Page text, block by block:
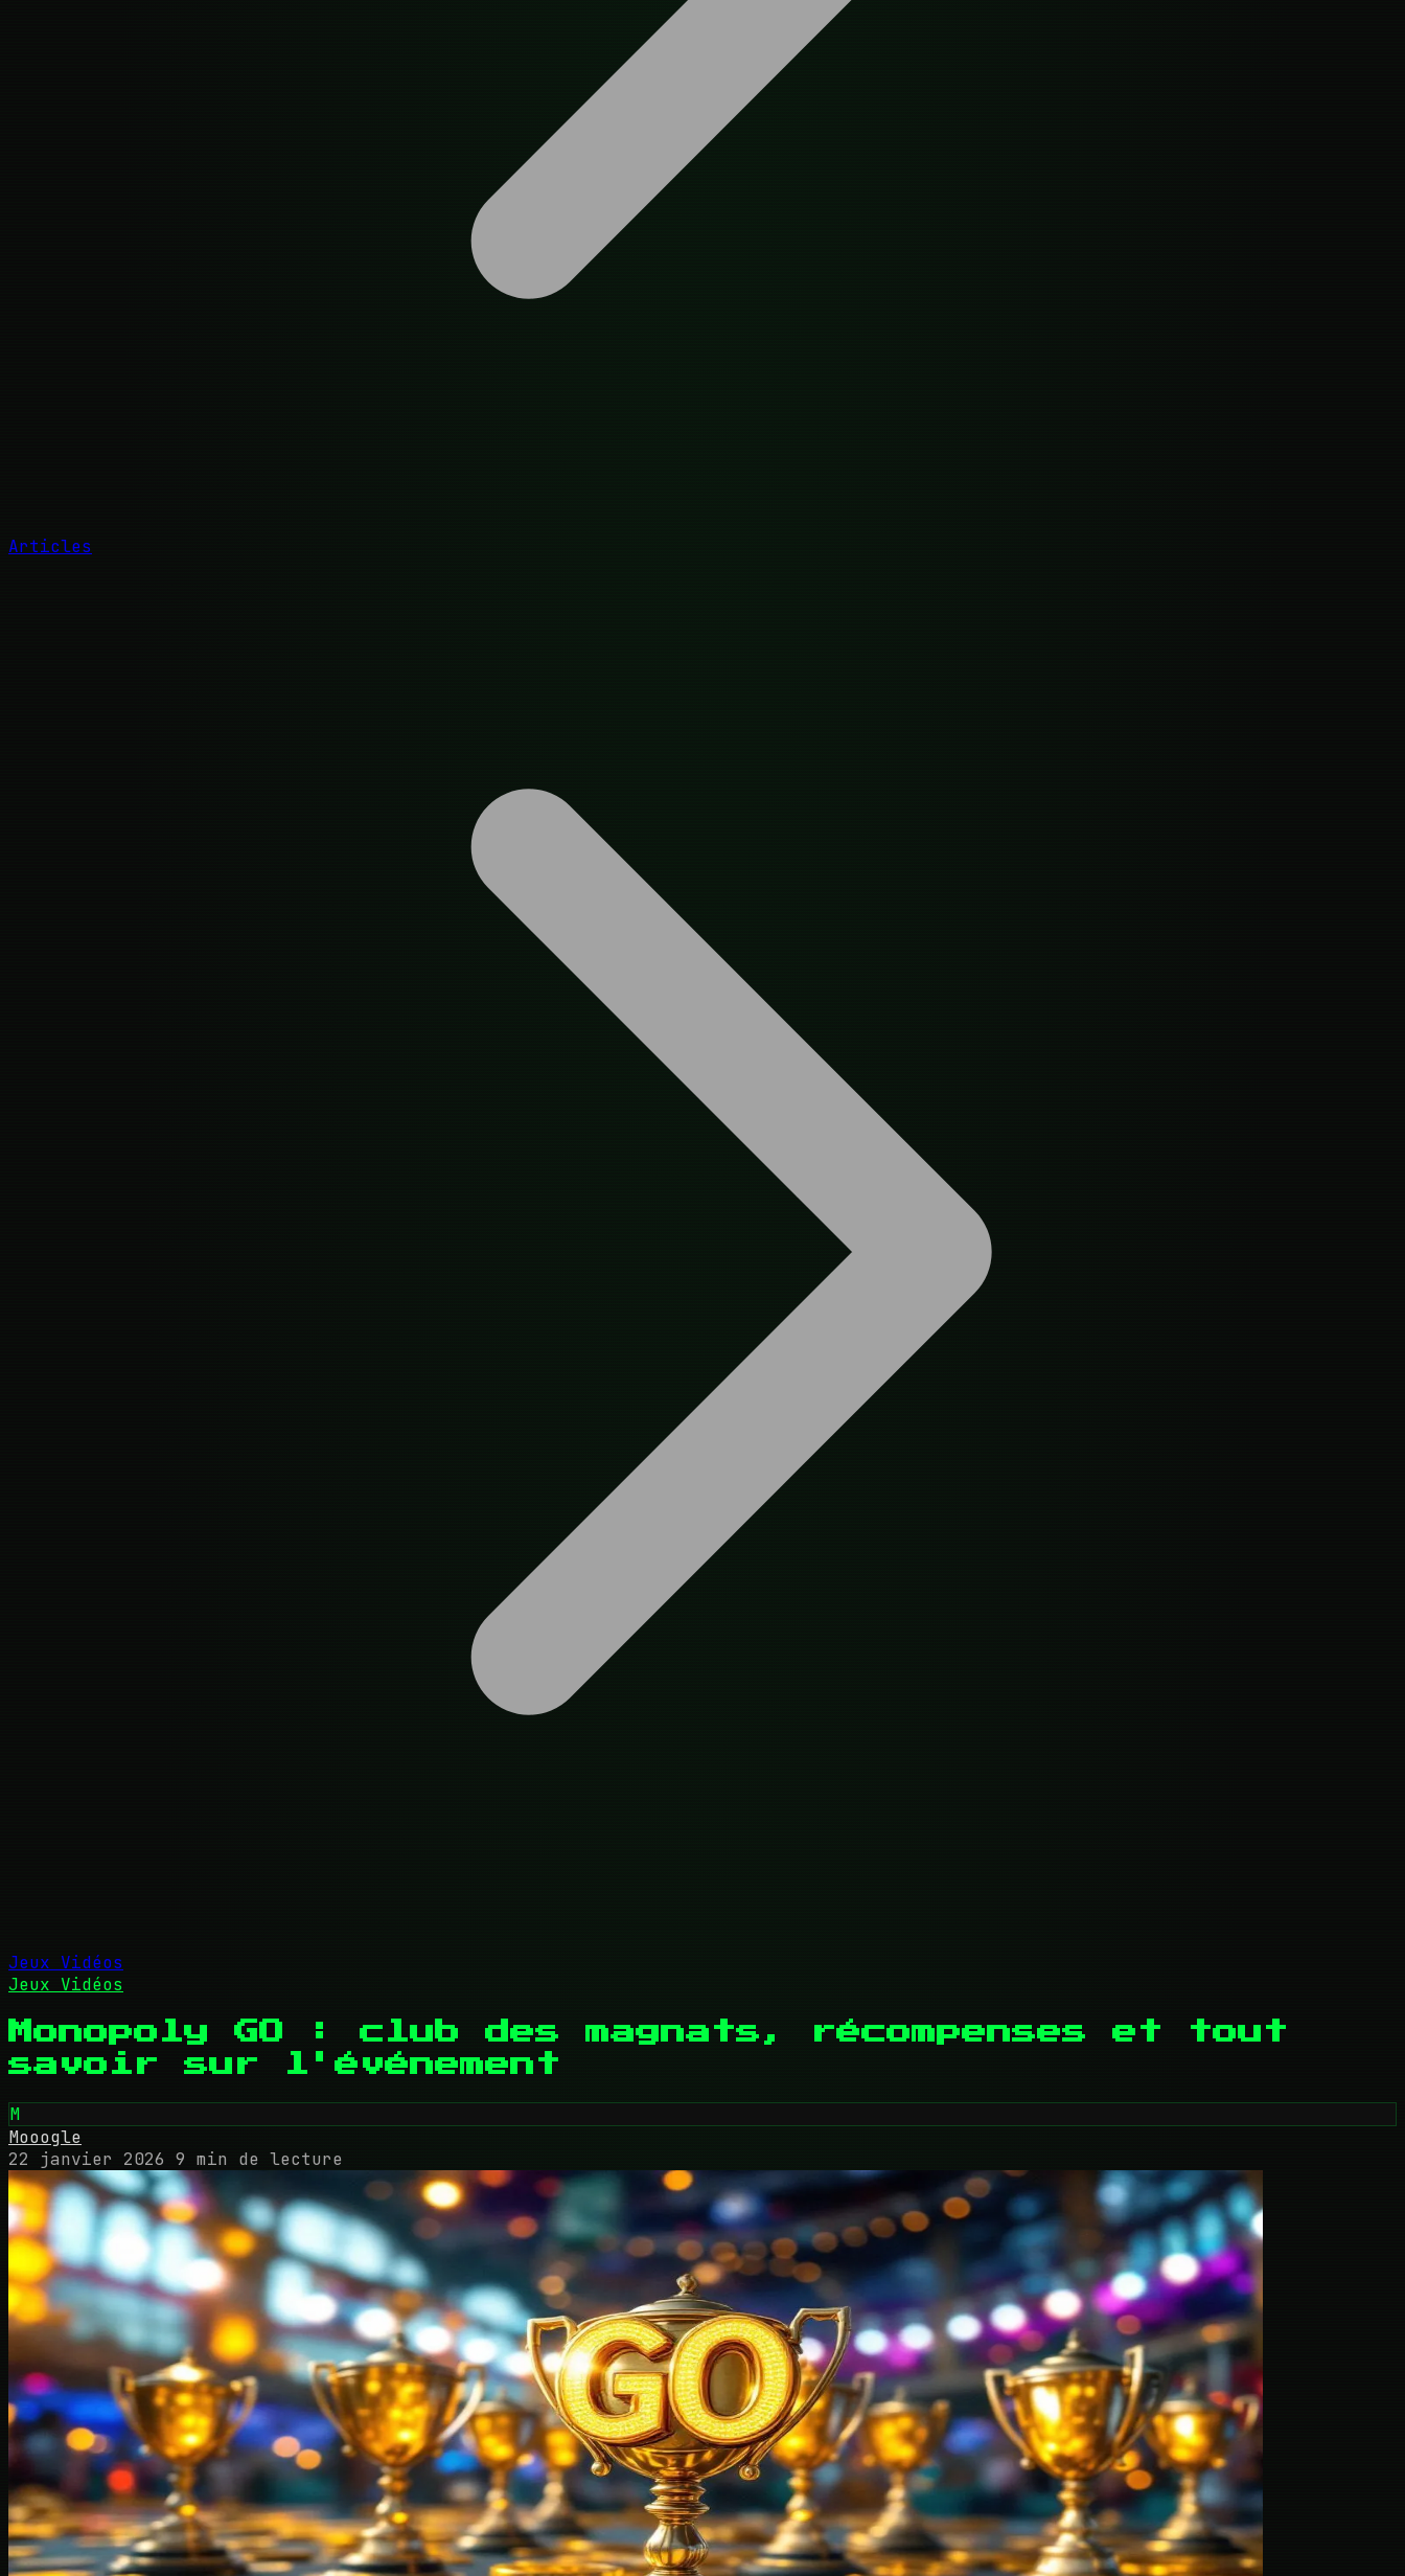
Articles
Jeux Vidéos
Jeux Vidéos
Monopoly GO : club des magnats, récompenses et tout
savoir sur l'événement
M
Mooogle
22 janvier 2026 9 min de lecture